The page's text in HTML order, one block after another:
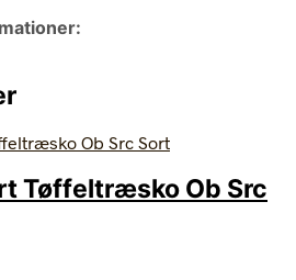
Tøffeltræsko Ob Src